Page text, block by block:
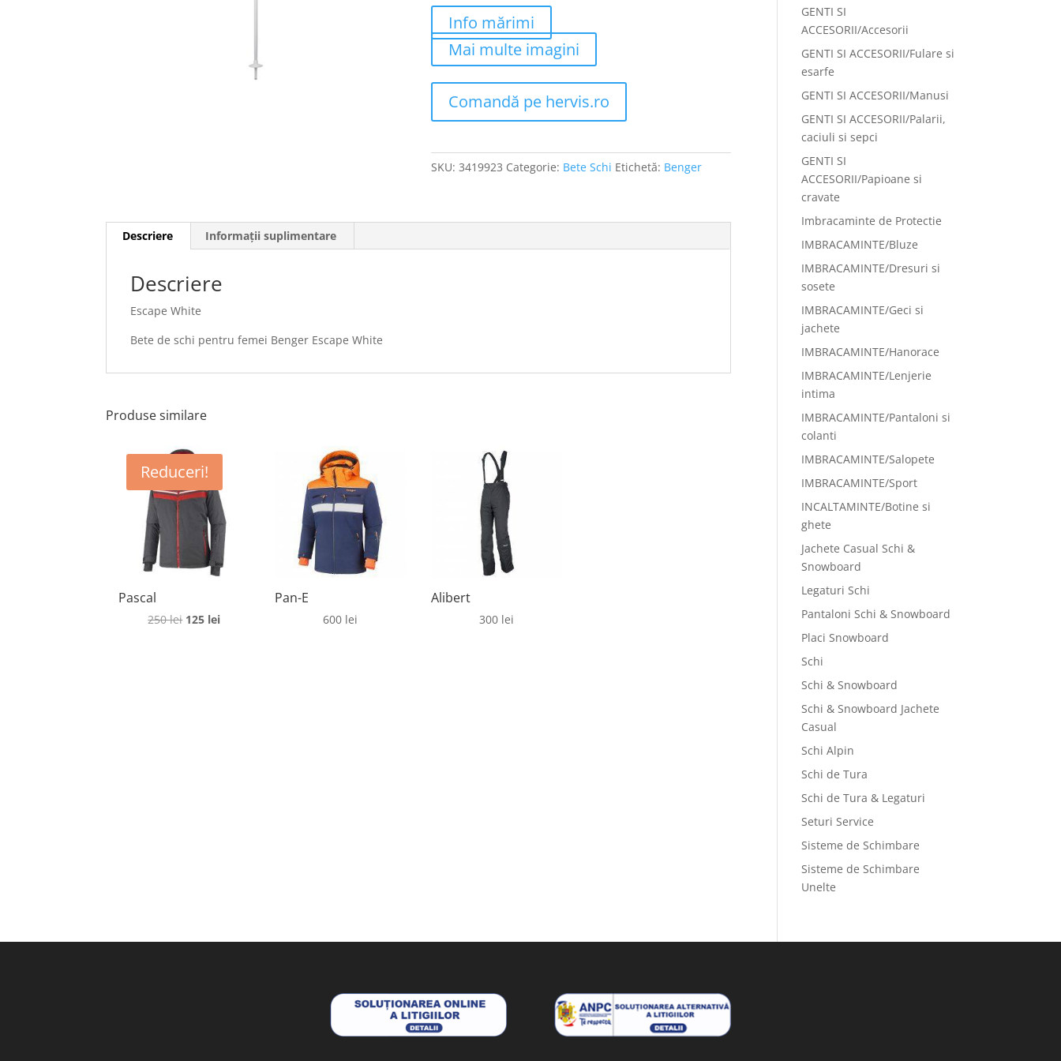
Info mărimi
Mai multe imagini
Comandă pe hervis.ro
SKU:3419923 Categorie: Bete Schi Etichetă: Benger
Descriere Informații suplimentare
Descriere
Escape White
Bete de schi pentru femei Benger Escape White
Produse similare
Reduceri!
Pascal
250lei Prețul
125 leiPrețul
Pan-E
600 lei
Alibert
300 lei
GENTI SI
ACCESORII/Accesorii
GENTI SI ACCESORII/Fulare si
esarfe
GENTI SI ACCESORII/Manusi
GENTI SI ACCESORII/Palarii,
caciuli si sepci
GENTI SI
ACCESORII/Papioane si
cravate
Imbracaminte de Protectie
IMBRACAMINTE/Bluze
IMBRACAMINTE/Dresuri si
sosete
IMBRACAMINTE/Geci si
jachete
IMBRACAMINTE/Hanorace
IMBRACAMINTE/Lenjerie
intima
IMBRACAMINTE/Pantaloni si
colanti
IMBRACAMINTE/Salopete
IMBRACAMINTE/Sport
INCALTAMINTE/Botine si
ghete
Jachete Casual Schi &
Snowboard
Legaturi Schi
Pantaloni Schi & Snowboard
Placi Snowboard
Schi
Schi & Snowboard
Schi & Snowboard Jachete
Casual
Schi Alpin
Schi de Tura
Schi de Tura & Legaturi
Seturi Service
Sisteme de Schimbare
Sisteme de Schimbare
Unelte